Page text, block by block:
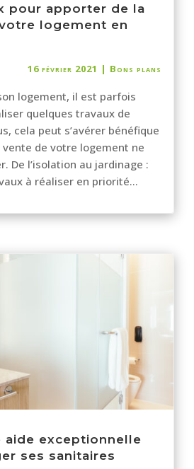
pour apporter de la
logement en
16 février 2021 | Bons plans
logement, il est parfois
quelques travaux de
cela peut s’avérer bénéfique
de votre logement ne
De l’isolation au jardinage :
à réaliser en priorité...
aide exceptionnelle
ses sanitaires